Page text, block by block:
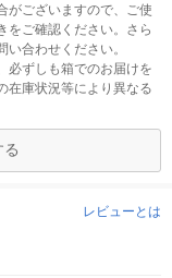
がございますので、ご使
をご確認ください。さら
合わせください。
必ずしも箱でのお届けを
在庫状況等により異なる
レビューとは